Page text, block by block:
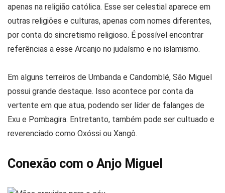
apenas na religião católica. Esse ser celestial aparece em
outras religiões e culturas, apenas com nomes diferentes,
por conta do sincretismo religioso. É possível encontrar
referências a esse Arcanjo no judaísmo e no islamismo.
Em alguns terreiros de Umbanda e Candomblé, São Miguel
possui grande destaque. Isso acontece por conta da
vertente em que atua, podendo ser líder de falanges de
Exu e Pombagira. Entretanto, também pode ser cultuado e
reverenciado como Oxóssi ou Xangô.
Conexão com o Anjo Miguel